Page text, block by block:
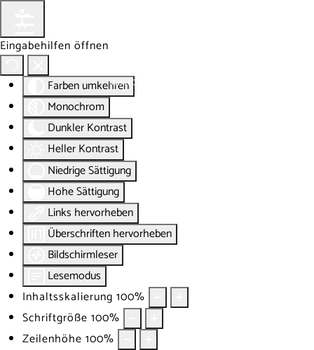
Eingabehilfen öffnen
Farben umkehren
Monochrom
Dunkler Kontrast
Heller Kontrast
Niedrige Sättigung
Hohe Sättigung
Links hervorheben
Überschriften hervorheben
Bildschirmleser
Lesemodus
Inhaltsskalierung 100%
Schriftgröße 100%
Zeilenhöhe 100%